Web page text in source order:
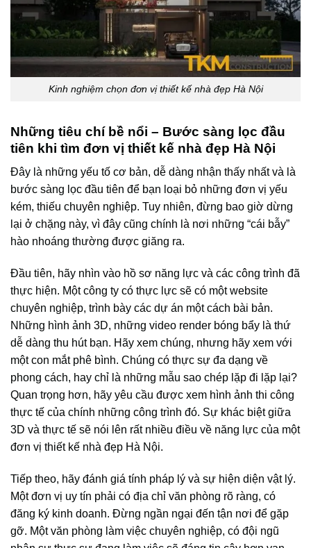
Kinh nghiệm chọn đơn vị thiết kế nhà đẹp Hà Nội
Những tiêu chí bề nổi – Bước sàng lọc đầu
tiên khi tìm đơn vị thiết kế nhà đẹp Hà Nội
Đây là những yếu tố cơ bản, dễ dàng nhận thấy nhất và là
bước sàng lọc đầu tiên để bạn loại bỏ những đơn vị yếu
kém, thiếu chuyên nghiệp. Tuy nhiên, đừng bao giờ dừng
lại ở chặng này, vì đây cũng chính là nơi những “cái bẫy”
hào nhoáng thường được giăng ra.
Đầu tiên, hãy nhìn vào hồ sơ năng lực và các công trình đã
thực hiện. Một công ty có thực lực sẽ có một website
chuyên nghiệp, trình bày các dự án một cách bài bản.
Những hình ảnh 3D, những video render bóng bẩy là thứ
dễ dàng thu hút bạn. Hãy xem chúng, nhưng hãy xem với
một con mắt phê bình. Chúng có thực sự đa dạng về
phong cách, hay chỉ là những mẫu sao chép lặp đi lặp lại?
Quan trọng hơn, hãy yêu cầu được xem hình ảnh thi công
thực tế của chính những công trình đó. Sự khác biệt giữa
3D và thực tế sẽ nói lên rất nhiều điều về năng lực của một
đơn vị thiết kế nhà đẹp Hà Nội.
Tiếp theo, hãy đánh giá tính pháp lý và sự hiện diện vật lý.
Một đơn vị uy tín phải có địa chỉ văn phòng rõ ràng, có
đăng ký kinh doanh. Đừng ngần ngại đến tận nơi để gặp
gỡ. Một văn phòng làm việc chuyên nghiệp, có đội ngũ